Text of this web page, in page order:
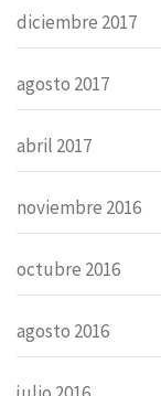
diciembre 2017
agosto 2017
abril 2017
noviembre 2016
octubre 2016
agosto 2016